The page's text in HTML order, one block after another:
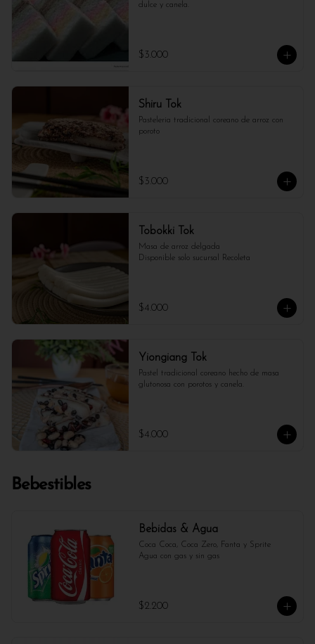
dulce y canela.
$3.000
Shiru Tok
Pasteleria tradicional coreano de arroz con
poroto
$3.000
Tobokki Tok
Masa de arroz delgada
Disponible solo sucursal Recoleta
$4.000
Yiongiang Tok
Pastel tradicional coreano hecho de masa
glutonosa con porotos y canela.
$4.000
Bebestibles
Bebidas & Agua
Coca Coca, Coca Zero, Fanta y Sprite
Agua con gas y sin gas
$2.200